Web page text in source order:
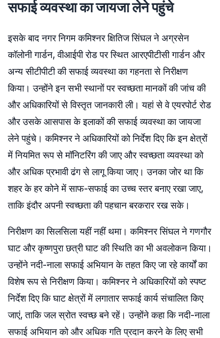
सफाई व्यवस्था का जायजा लेने पहुंचे
इसके बाद नगर निगम कमिश्नर क्षितिज सिंघल ने अग्रसेन
कॉलोनी गार्डन, वीआईपी रोड पर स्थित आरएपीटीसी गार्डन और
अन्य सीटीपीटी की सफाई व्यवस्था का गहनता से निरीक्षण
किया। उन्होंने इन सभी स्थानों पर स्वच्छता मानकों की जांच की
और अधिकारियों से विस्तृत जानकारी ली। यहां से वे एयरपोर्ट रोड
और उसके आसपास के इलाकों की सफाई व्यवस्था का जायजा
लेने पहुंचे। कमिश्नर ने अधिकारियों को निर्देश दिए कि इन क्षेत्रों
में नियमित रूप से मॉनिटरिंग की जाए और स्वच्छता व्यवस्था को
और अधिक प्रभावी ढंग से लागू किया जाए। उनका जोर था कि
शहर के हर कोने में साफ-सफाई का उच्च स्तर बनाए रखा जाए,
ताकि इंदौर अपनी स्वच्छता की पहचान बरकरार रख सके।
निरीक्षण का सिलसिला यहीं नहीं थमा। कमिश्नर सिंघल ने गणगौर
घाट और कृष्णपुरा छत्री घाट की स्थिति का भी अवलोकन किया।
उन्होंने नदी-नाला सफाई अभियान के तहत किए जा रहे कार्यों का
विशेष रूप से निरीक्षण किया। कमिश्नर ने अधिकारियों को स्पष्ट
निर्देश दिए कि घाट क्षेत्रों में लगातार सफाई कार्य संचालित किए
जाएं, ताकि जल स्रोत स्वच्छ बने रहें। उन्होंने कहा कि नदी-नाला
सफाई अभियान को और अधिक गति प्रदान करने के लिए सभी